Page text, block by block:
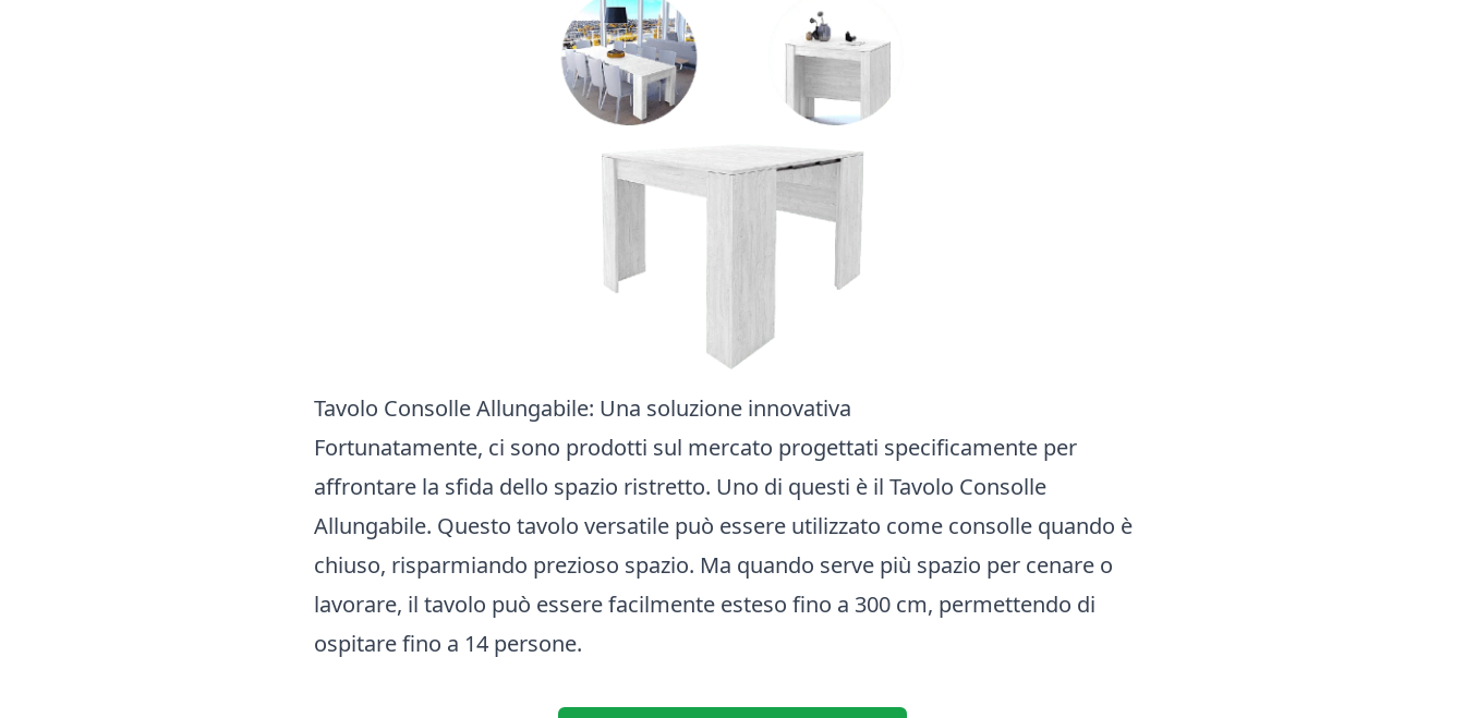
Tavolo Consolle Allungabile: Una soluzione innovativa
Fortunatamente, ci sono prodotti sul mercato progettati specificamente per
affrontare la sfida dello spazio ristretto. Uno di questi è il Tavolo Consolle
Allungabile. Questo tavolo versatile può essere utilizzato come consolle quando è
chiuso, risparmiando prezioso spazio. Ma quando serve più spazio per cenare o
lavorare, il tavolo può essere facilmente esteso fino a 300 cm, permettendo di
ospitare fino a 14 persone.